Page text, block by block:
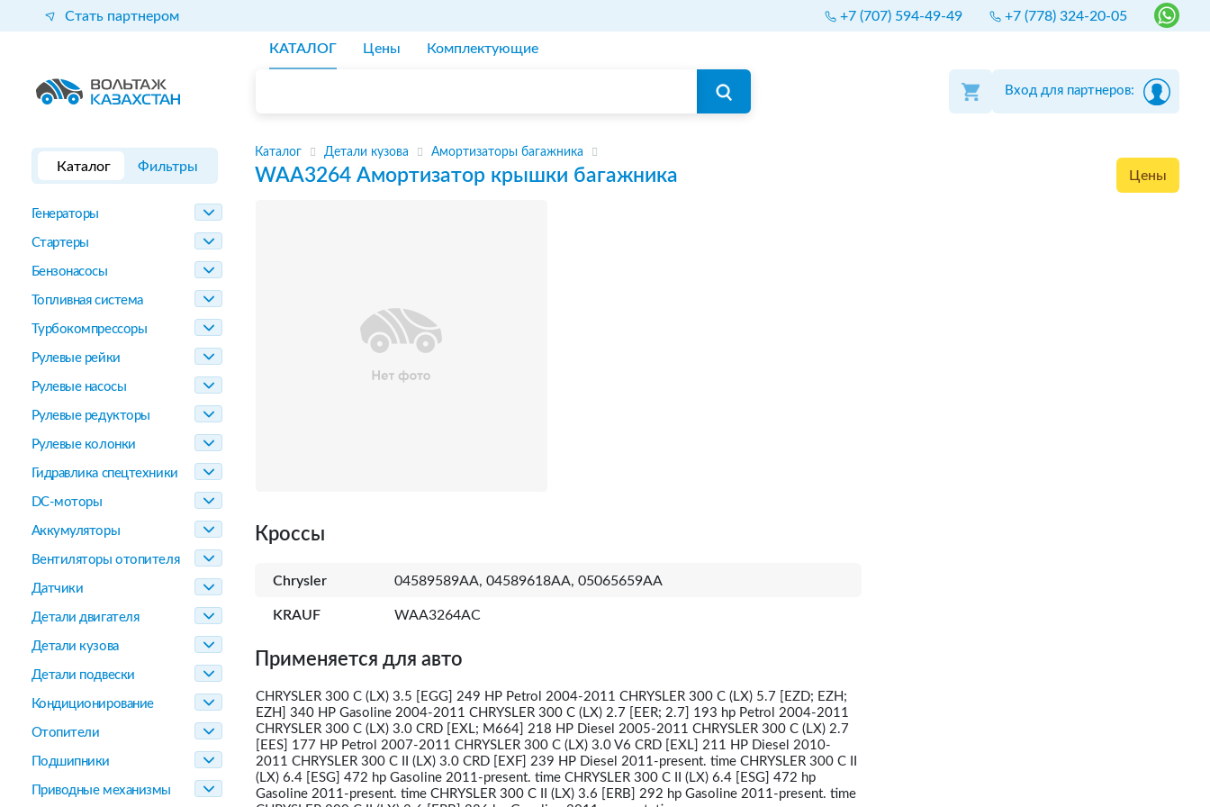
Стать партнером +7 (707) 594-49-49 +7 (778) 324-20-05
КАТАЛОГ Цены Комплектующие
Вход для партнеров:
Каталог Фильтры
Генераторы
Стартеры
Бензонасосы
Топливная система
Турбокомпрессоры
Рулевые рейки
Рулевые насосы
Рулевые редукторы
Рулевые колонки
Гидравлика спецтехники
DC-моторы
Аккумуляторы
Вентиляторы отопителя
Датчики
Детали двигателя
Детали кузова
Детали подвески
Кондиционирование
Отопители
Подшипники
Приводные механизмы
Каталог Детали кузова Амортизаторы багажника
WAA3264 Амортизатор крышки багажника Цены
Кроссы
Chrysler 04589589AA, 04589618AA, 05065659AA
KRAUF WAA3264AC
Применяется для авто
CHRYSLER 300 C (LX) 3.5 [EGG] 249 HP Petrol 2004-2011 CHRYSLER 300 C (LX) 5.7 [EZD; EZH;
EZH] 340 HP Gasoline 2004-2011 CHRYSLER 300 C (LX) 2.7 [EER; 2.7] 193 hp Petrol 2004-2011
CHRYSLER 300 C (LX) 3.0 CRD [EXL; M664] 218 HP Diesel 2005-2011 CHRYSLER 300 C (LX) 2.7
[EES] 177 HP Petrol 2007-2011 CHRYSLER 300 C (LX) 3.0 V6 CRD [EXL] 211 HP Diesel 2010-
2011 CHRYSLER 300 C II (LX) 3.0 CRD [EXF] 239 HP Diesel 2011-present. time CHRYSLER 300 C II
(LX) 6.4 [ESG] 472 hp Gasoline 2011-present. time CHRYSLER 300 C II (LX) 6.4 [ESG] 472 hp
Gasoline 2011-present. time CHRYSLER 300 C II (LX) 3.6 [ERB] 292 hp Gasoline 2011-present. time